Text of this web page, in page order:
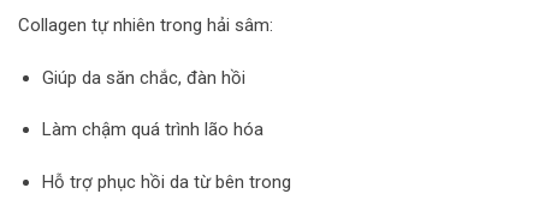
Collagen tự nhiên trong hải sâm:
Giúp da săn chắc, đàn hồi
Làm chậm quá trình lão hóa
Hỗ trợ phục hồi da từ bên trong